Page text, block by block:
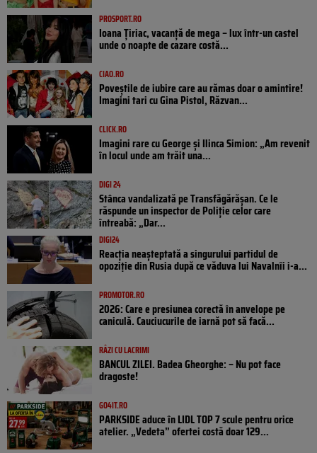
PROSPORT.RO
Ioana Țiriac, vacanță de mega – lux într-un castel
unde o noapte de cazare costă...
CIAO.RO
Poveştile de iubire care au rămas doar o amintire!
Imagini tari cu Gina Pistol, Răzvan...
CLICK.RO
Imagini rare cu George și Ilinca Simion: „Am revenit
în locul unde am trăit una...
DIGI 24
Stânca vandalizată pe Transfăgărășan. Ce le
răspunde un inspector de Poliție celor care
întreabă: „Dar...
DIGI24
Reacția neașteptată a singurului partidul de
opoziţie din Rusia după ce văduva lui Navalnîi i-a...
PROMOTOR.RO
2026: Care e presiunea corectă în anvelope pe
caniculă. Cauciucurile de iarnă pot să facă...
RÂZI CU LACRIMI
BANCUL ZILEI. Badea Gheorghe: – Nu pot face
dragoste!
GO4IT.RO
PARKSIDE aduce în LIDL TOP 7 scule pentru orice
atelier. „Vedeta” ofertei costă doar 129...